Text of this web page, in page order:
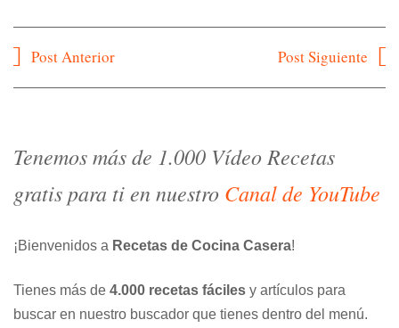
Navegación
Post Anterior Post Siguiente
Tenemos más de 1.000 Vídeo Recetas
gratis para ti en nuestro Canal de YouTube
¡Bienvenidos a Recetas de Cocina Casera!
Tienes más de 4.000 recetas fáciles y artículos para
buscar en nuestro buscador que tienes dentro del menú.